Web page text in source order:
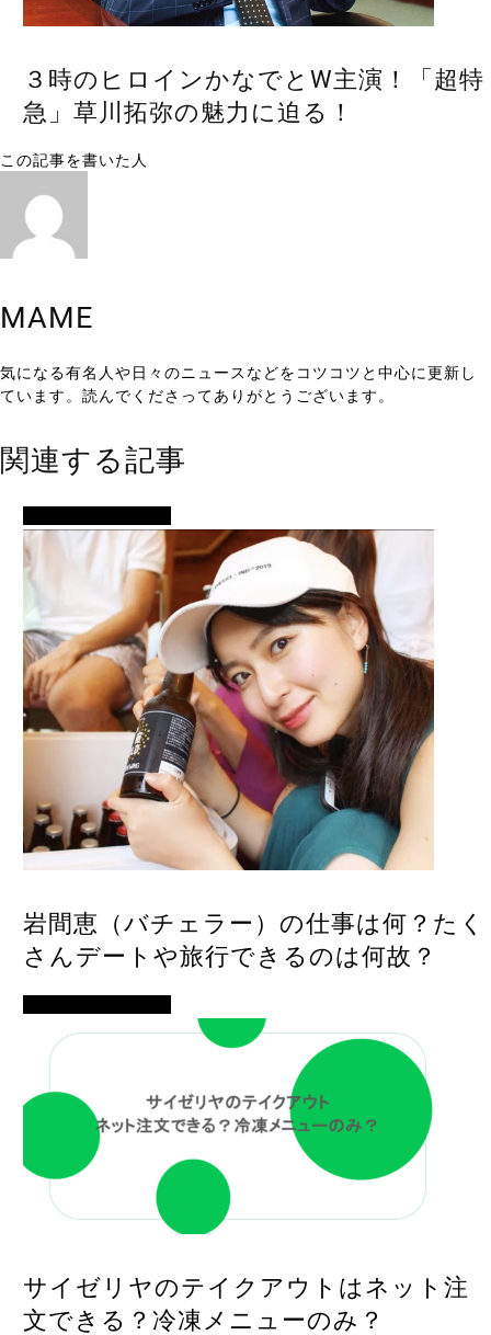
３時のヒロインかなでとW主演！「超特
急」草川拓弥の魅力に迫る！
この記事を書いた人
MAME
気になる有名人や日々のニュースなどをコツコツと中心に更新し
ています。読んでくださってありがとうございます。
関連する記事
岩間恵（バチェラー）の仕事は何？たく
さんデートや旅行できるのは何故？
サイゼリヤのテイクアウトはネット注
文できる？冷凍メニューのみ？